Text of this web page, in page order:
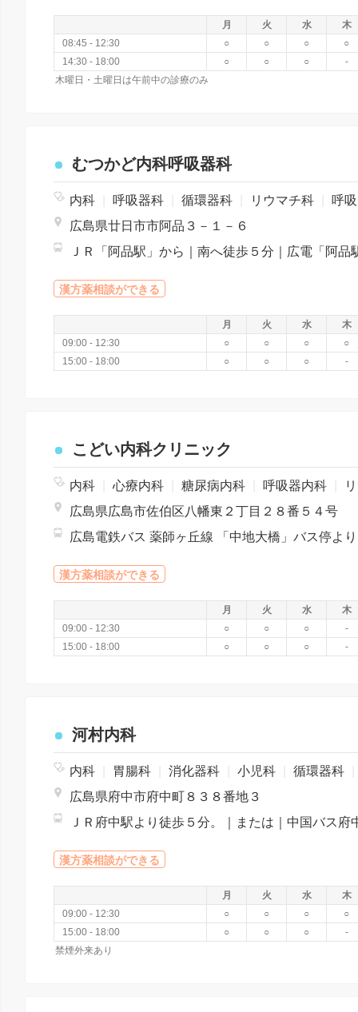
月 火 水
木
08:45 - 12:30
○ ○ ○
○
14:30 - 18:00
○ ○ ○
-
木曜日・土曜日は午前中の診療のみ
むつかど内科呼吸器科
内科 呼吸器科 循環器科 リウマチ科
呼吸器内科
広島県廿日市市阿品３－１－６
漢方薬相談ができる
月 火 水
木
09:00 - 12:30
○ ○ ○
○
15:00 - 18:00
○ ○ ○ -
こどい内科クリニック
内科 心療内科 糖尿病内科 呼吸器内科
リハビリテーション
広島県広島市佐伯区八幡東２丁目２８番５４号
漢方薬相談ができる
月 火 水
木
09:00 - 12:30
○ ○ ○
-
15:00 - 18:00
○ ○ ○ -
河村内科
内科 胃腸科 消化器科 小児科 循環器科
広島県府中市府中町８３８番地３
漢方薬相談ができる
月 火 水
木
09:00 - 12:30
○ ○ ○
○
15:00 - 18:00
○ ○ ○
-
禁煙外来あり